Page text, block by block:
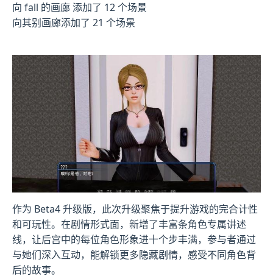
向 fall 的画廊 添加了 12 个场景
向其别画廊添加了 21 个场景
作为 Beta4 升级版，此次升级聚焦于提升游戏的完合计性
和可玩性。在剧情形式面，新增了丰富条角色专属讲述
线，让后宫中的每位角色形象进十个步丰满，参与者通过
与她们深入互动，能解锁更多隐藏剧情，感受不同角色背
后的故事。